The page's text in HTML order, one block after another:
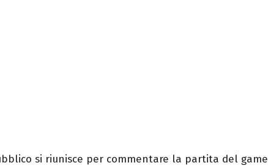
si riunisce per commentare la partita del game